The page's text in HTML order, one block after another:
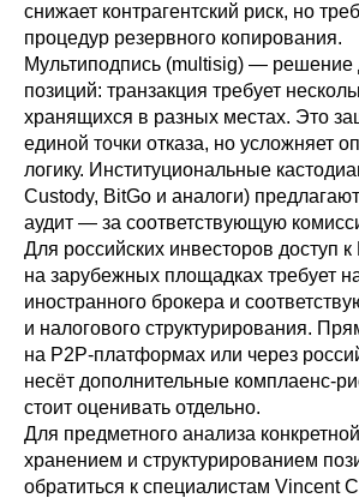
снижает контрагентский риск, но
процедур резервного копирования.
Мультиподпись (multisig) — решение
позиций: транзакция требует
хранящихся в разных местах. Это
единой точки отказа, но усложняет
логику. Институциональные
Custody, BitGo и аналоги)
аудит — за соответствующую
Для российских инвесторов доступ
на зарубежных площадках требует
иностранного брокера и
и налогового структурирования.
на P2P-платформах или через
несёт дополнительные комплаенс-
стоит оценивать отдельно.
Для предметного анализа
хранением и структурированием
обратиться к специалистам Vincent